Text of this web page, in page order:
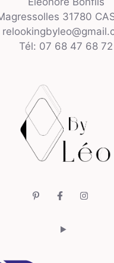
31780
Tél: 07 68 47 68 72